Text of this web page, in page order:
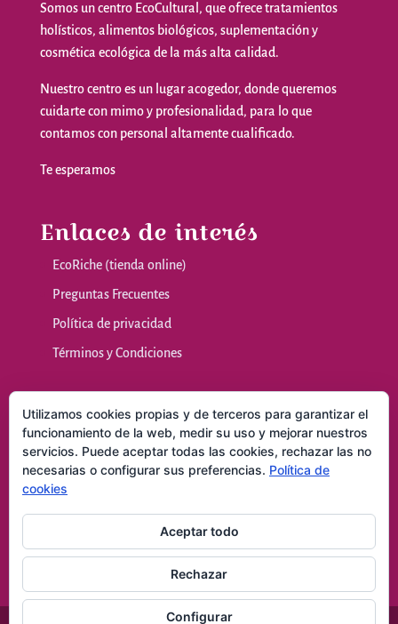
Somosuncentro EcoCultural , que ofrece tratamientos
holísticos, alimentos biológicos, suplementacióny
cosmética ecológica de la más alta calidad.
Nuestro centro es un lugar acogedor, donde queremos
cuidartecon mimoy profesionalidad, para loque
contamoscon personal altamente cualificado.
Te esperamos
Enlaces de interés
EcoRiche (tienda online)
Preguntas Frecuentes
Política de privacidad
Términos y Condiciones
Nuestras sala
Masajes y Técnicas Naturales
Consultas
Contacto
Utilizamos cookies propias y de terceros para garantizar el
funcionamiento de la web, medir su uso y mejorar nuestros
servicios. Puede aceptar todas las cookies, rechazar las no
necesarias o configurar sus preferencias. Política de
cookies
Aceptar todo
Rechazar
Configurar